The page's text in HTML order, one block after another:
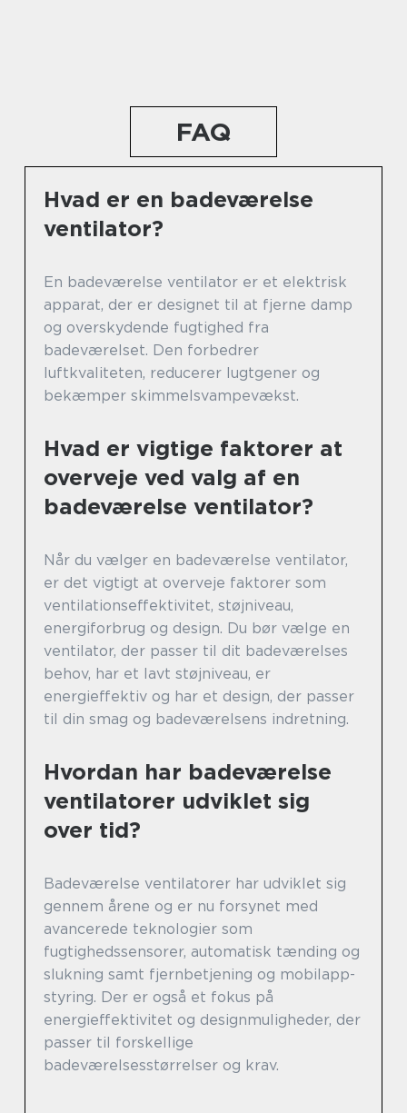
FAQ
Hvad er en badeværelse
ventilator?
En badeværelse ventilator er et elektrisk
apparat, der er designet til at fjerne damp
og overskydende fugtighed fra
badeværelset. Den forbedrer
luftkvaliteten, reducerer lugtgener og
bekæmper skimmelsvampevækst.
Hvad er vigtige faktorer at
overveje ved valg af en
badeværelse ventilator?
Når du vælger en badeværelse ventilator,
er det vigtigt at overveje faktorer som
ventilationseffektivitet, støjniveau,
energiforbrug og design. Du bør vælge en
ventilator, der passer til dit badeværelses
behov, har et lavt støjniveau, er
energieffektiv og har et design, der passer
til din smag og badeværelsens indretning.
Hvordan har badeværelse
ventilatorer udviklet sig
over tid?
Badeværelse ventilatorer har udviklet sig
gennem årene og er nu forsynet med
avancerede teknologier som
fugtighedssensorer, automatisk tænding og
slukning samt fjernbetjening og mobilapp-
styring. Der er også et fokus på
energieffektivitet og designmuligheder, der
passer til forskellige
badeværelsesstørrelser og krav.